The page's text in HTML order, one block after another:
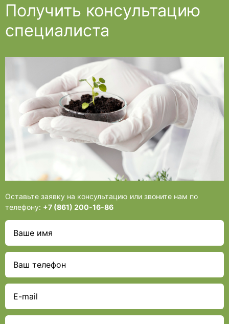
Получить консультацию
специалиста
Оставьте заявку на консультацию или звоните нам по
телефону: +7 (861) 200-16-86